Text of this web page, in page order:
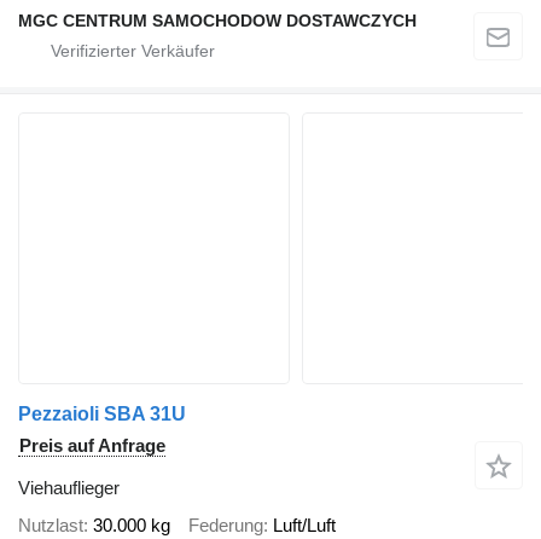
MGC CENTRUM SAMOCHODOW DOSTAWCZYCH
Pezzaioli SBA 31U
Preis auf Anfrage
Viehauflieger
Nutzlast 30.000 kg Federung Luft/Luft